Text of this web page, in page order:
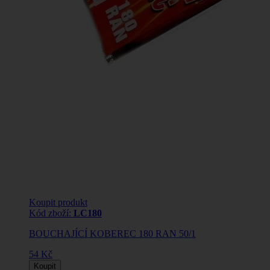
Koupit produkt
Kód zboží: LC180
BOUCHAJÍCÍ KOBEREC 180 RAN 50/1
54 Kč
Koupit